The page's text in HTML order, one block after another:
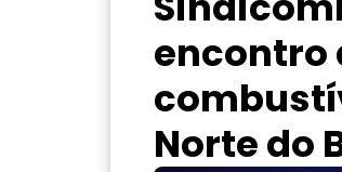
encontro
Norte do